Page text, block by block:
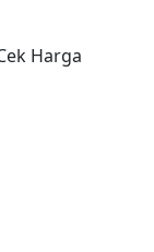
Harga